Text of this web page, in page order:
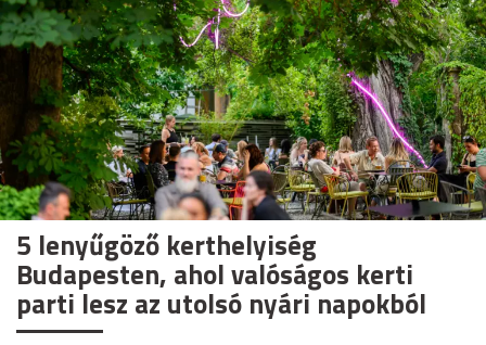
5 lenyűgöző kerthelyiség
Budapesten, ahol valóságos kerti
parti lesz az utolsó nyári napokból